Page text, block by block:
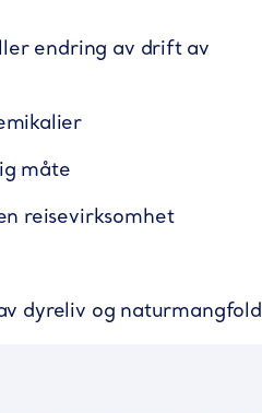
endring av drift av
måte
reisevirksomhet
dyreliv og naturmangfold